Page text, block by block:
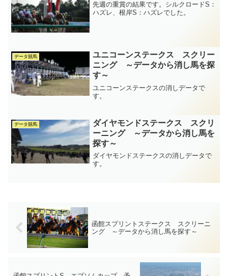
先週の重賞の結果です。シルクロードS：
ハズレ、根岸S：ハズレでした。
データ競馬
ユニコーンステークス スクリー
ニング ～データから消し馬を探
す～
ユニコーンステークスの消しデータで
す。
データ競馬
ダイヤモンドステークス スクリ
ーニング ～データから消し馬を
探す～
ダイヤモンドステークスの消しデータで
す。
函館スプリントステークス スクリーニ
ング ～データから消し馬を探す～